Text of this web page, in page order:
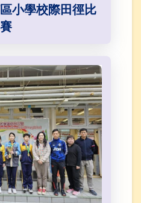
小學校際田徑比
賽